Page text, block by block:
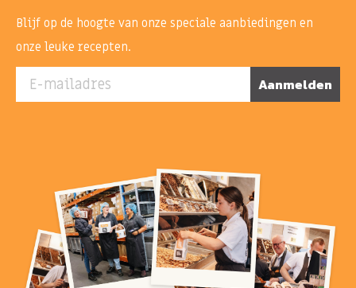
Blijf op de hoogte van onze speciale aanbiedingen en
onze leuke recepten.
E-mailadres Aanmelden